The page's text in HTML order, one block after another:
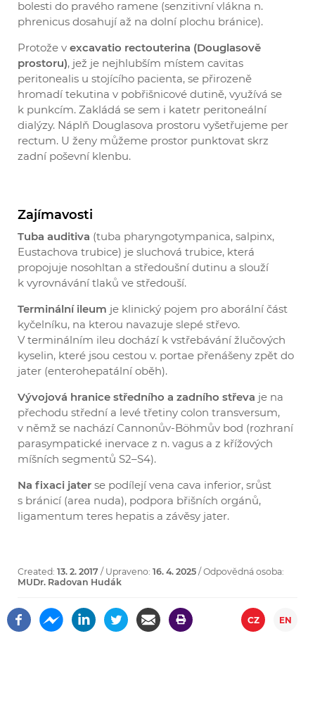
bolesti do pravého ramene (senzitivní vlákna n.
phrenicus dosahují až na dolní plochu bránice).
Protože v excavatio rectouterina (Douglasově
prostoru), jež je nejhlubším místem cavitas
peritonealis u stojícího pacienta, se přirozeně
hromadí tekutina v pobřišnicové dutině, využívá se
k punkcím. Zakládá se sem i katetr peritoneální
dialýzy. Náplň Douglasova prostoru vyšetřujeme per
rectum. U ženy můžeme prostor punktovat skrz
zadní poševní klenbu.
Zajímavosti
Tuba auditiva (tuba pharyngotympanica, salpinx,
Eustachova trubice) je sluchová trubice, která
propojuje nosohltan a středoušní dutinu a slouží
k vyrovnávání tlaků ve středouší.
Terminální ileum je klinický pojem pro aborální část
kyčelníku, na kterou navazuje slepé střevo.
V terminálním ileu dochází k vstřebávání žlučových
kyselin, které jsou cestou v. portae přenášeny zpět do
jater (enterohepatální oběh).
Vývojová hranice středního a zadního střeva je na
přechodu střední a levé třetiny colon transversum,
v němž se nachází Cannonův-Böhmův bod (rozhraní
parasympatické inervace z n. vagus a z křížových
míšních segmentů S2–S4).
Na fixaci jater se podílejí vena cava inferior, srůst
s bránicí (area nuda), podpora břišních orgánů,
ligamentum teres hepatis a závěsy jater.
Created: 13. 2. 2017 / Upraveno: 16. 4. 2025 / Odpovědná osoba:
MUDr. Radovan Hudák
CZ EN